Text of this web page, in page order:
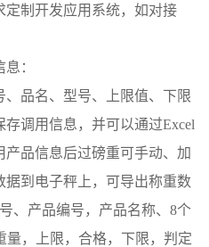
定制开发应用系统，如对接
：
品名、型号、上限值、下限
调用信息，并可以通过Excel
品信息后过磅重可手动、加
到电子秤上，可导出称重数
、产品编号，产品名称、8个
，上限，合格，下限，判定